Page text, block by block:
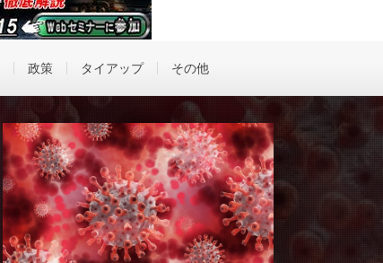
政策 タイアップ その他